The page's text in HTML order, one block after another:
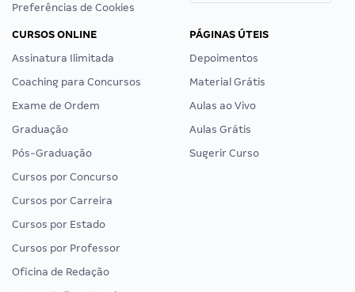
Preferências de Cookies
CURSOS ONLINE
Assinatura Ilimitada
Coaching para Concursos
Exame de Ordem
Graduação
Pós-Graduação
Cursos por Concurso
Cursos por Carreira
Cursos por Estado
Cursos por Professor
Oficina de Redação
PÁGINAS ÚTEIS
Depoimentos
Material Grátis
Aulas ao Vivo
Aulas Grátis
Sugerir Curso